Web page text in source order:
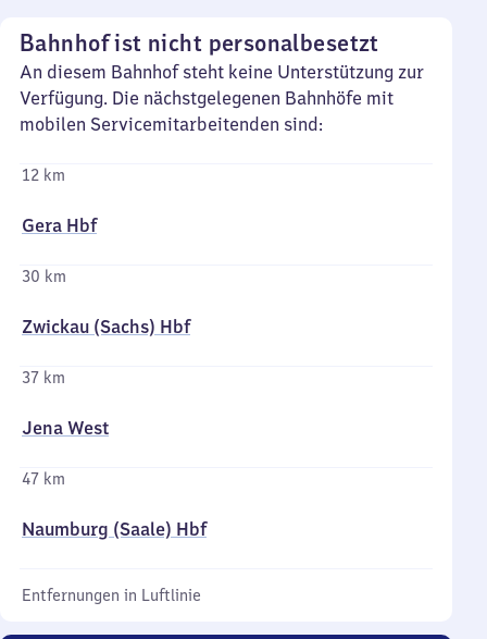
Bahnhof ist nicht personalbesetzt
An diesem Bahnhof steht keine Unterstützung zur
Verfügung. Die nächstgelegenen Bahnhöfe mit
mobilen Servicemitarbeitenden sind:
12 km
Gera Hbf
30 km
Zwickau (Sachs) Hbf
37 km
Jena West
47 km
Naumburg (Saale) Hbf
Entfernungen in Luftlinie